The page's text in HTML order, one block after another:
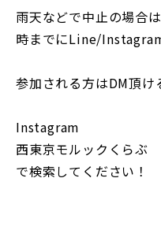
雨天などで中止の場合
時までにLine/
参加される方はDM頂け
Instagram
西東京モルックくらぶ
で検索してください！